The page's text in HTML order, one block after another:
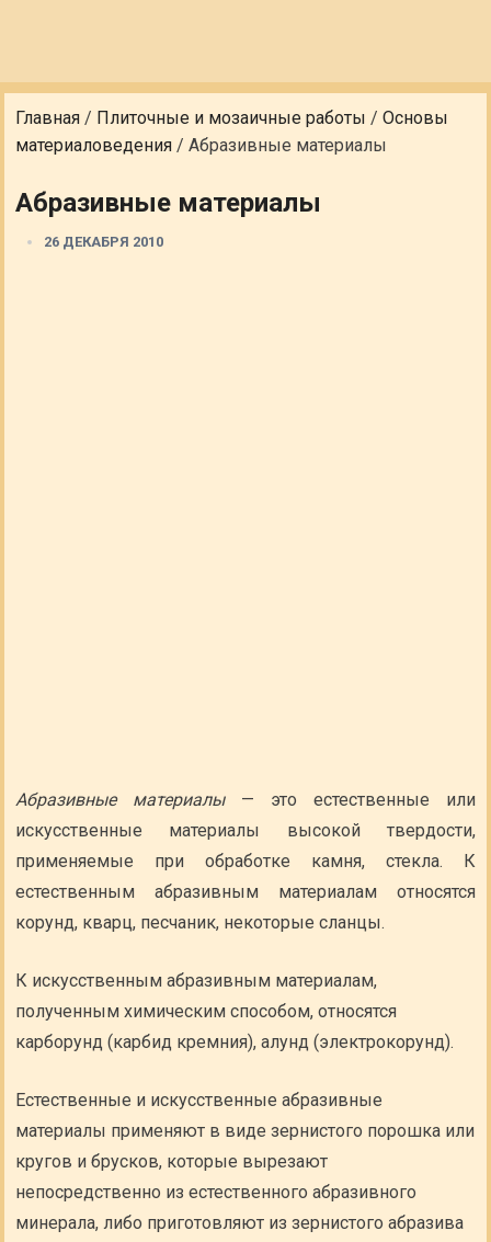
Главная / Плиточные и мозаичные работы /Основы
материаловедения /Абразивные материалы
Абразивные материалы
26 ДЕКАБРЯ 2010
Абразивные материалы— это естественные или
искусственные материалы высокой твердости,
применяемые при обработке камня, стекла. К
естественным абразивным материалам относятся
корунд, кварц, песчаник, некоторые сланцы.
К искусственным абразивным материалам,
полученным химическим способом, относятся
карборунд (карбид кремния), алунд (электрокорунд).
Естественные и искусственные абразивные
материалы применяют в виде зернистого порошка или
кругов и брусков, которые вырезают
непосредственно из естественного абразивного
минерала, либо приготовляют из зернистого абразива